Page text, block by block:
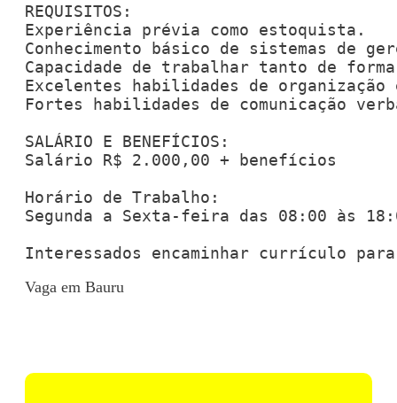
REQUISITOS:
Experiência prévia como estoquista.
Conhecimento básico de sistemas de
Capacidade de trabalhar tanto de
Excelentes habilidades de
Fortes habilidades de comunicação
SALÁRIO E BENEFÍCIOS:
Salário R$ 2.000,00 + benefícios
Horário de Trabalho:
Segunda a Sexta-feira das 08:00 às
Interessados encaminhar currículo
Vaga em Bauru